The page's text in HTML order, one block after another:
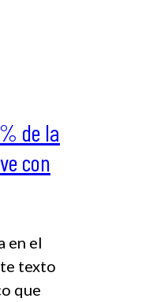
de la
con
en el
texto
que